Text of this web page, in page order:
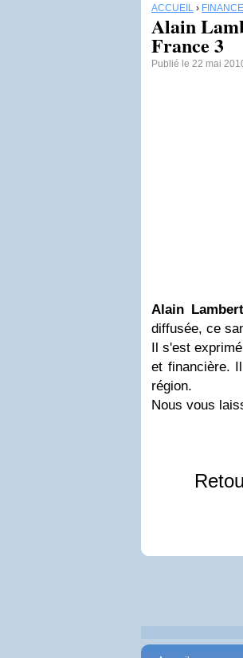
ACCUEIL ›
Alain
France 3
Publié le 22 mai
Alain Lambert
diffusée, ce
Il s'est
et financière.
région.
Nous vous